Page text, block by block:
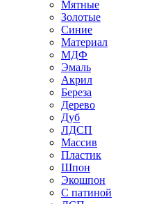
Мятные
Золотые
Синие
Материал
МДФ
Эмаль
Акрил
Береза
Дерево
Дуб
ЛДСП
Массив
Пластик
Шпон
Экошпон
С патиной